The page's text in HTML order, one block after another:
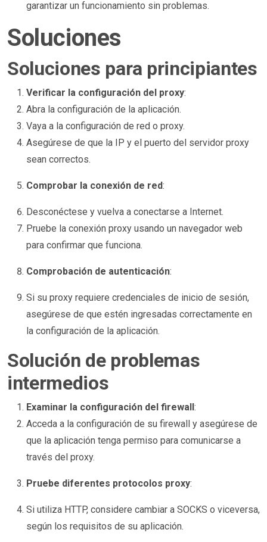
garantizar un funcionamiento sin problemas.
Soluciones
Soluciones para principiantes
Verificar la configuración del proxy:
Abra la configuración de la aplicación.
Vaya a la configuración de red o proxy.
Asegúrese de que la IP y el puerto del servidor proxy
sean correctos.
Comprobar la conexión de red:
Desconéctese y vuelva a conectarse a Internet.
Pruebe la conexión proxy usando un navegador web
para confirmar que funciona.
Comprobación de autenticación:
Si su proxy requiere credenciales de inicio de sesión,
asegúrese de que estén ingresadas correctamente en
la configuración de la aplicación.
Solución de problemas
intermedios
Examinar la configuración del firewall:
Acceda a la configuración de su firewall y asegúrese de
que la aplicación tenga permiso para comunicarse a
través del proxy.
Pruebe diferentes protocolos proxy:
Si utiliza HTTP, considere cambiar a SOCKS o viceversa,
según los requisitos de su aplicación.